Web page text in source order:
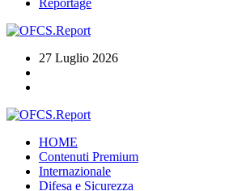
Reportage
27 Luglio 2026
HOME
Contenuti Premium
Internazionale
Difesa e Sicurezza